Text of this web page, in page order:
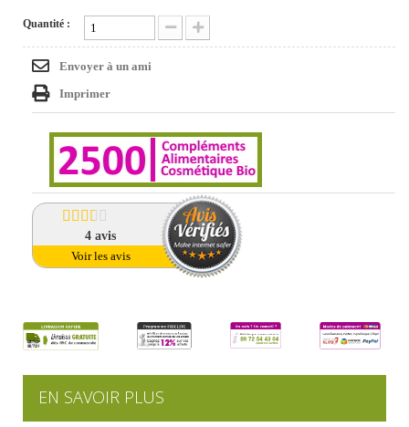
Quantité :
Envoyer à un ami
Imprimer
4avis
Voir les avis
EN SAVOIR PLUS